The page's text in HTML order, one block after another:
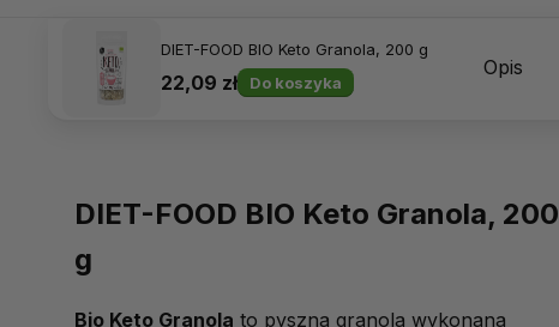
DIET-FOOD BIO Keto Granola, 200 g
22,09 zł Do koszyka
Opis
DIET-FOOD BIO Keto Granola, 200
g
Bio Keto Granola to pyszna granola wykonana